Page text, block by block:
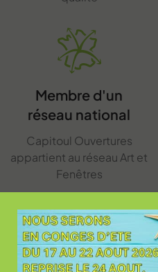
Membre d'un
réseau national
Capitoul Ouvertures
appartient au réseau Art et
Fenêtres